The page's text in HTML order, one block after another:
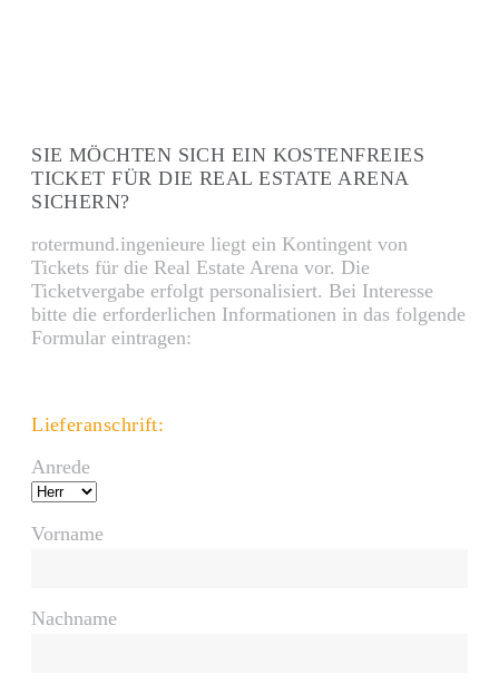
SIE MÖCHTEN SICH EIN KOSTENFREIES
TICKET FÜR DIE REAL ESTATE ARENA
SICHERN?
rotermund.ingenieure liegt ein Kontingent von
Tickets für die Real Estate Arena vor. Die
Ticketvergabe erfolgt personalisiert. Bei Interesse
bitte die erforderlichen Informationen in das folgende
Formular eintragen:
Lieferanschrift:
Anrede
Vorname
Nachname